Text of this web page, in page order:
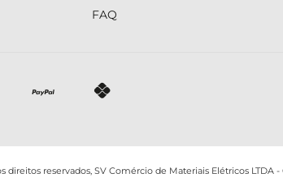
FAQ
direitos reservados, SV Comércio de Materiais Elétricos LTDA -